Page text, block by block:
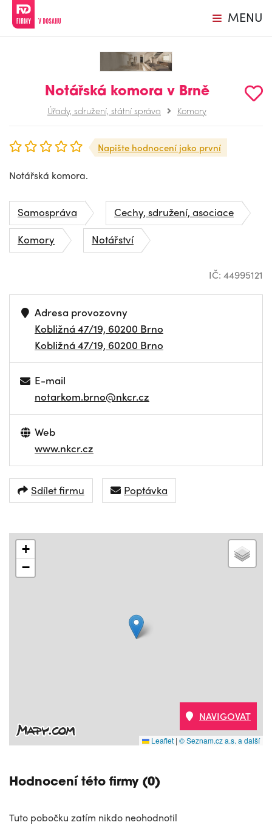
MENU
Notářská komora v Brně
Úřady, sdružení, státní správa Komory
Napište hodnocení jako první
Notářská komora.
Samospráva
Cechy, sdružení, asociace
Komory
Notářství
IČ: 44995121
Adresa provozovny
Kobližná 47/19, 60200 Brno
Kobližná 47/19, 60200 Brno
E-mail
notarkom.brno@nkcr.cz
Web
www.nkcr.cz
Sdílet firmu Poptávka
+
−
Leaflet | © Seznam.cz a.s. a další
NAVIGOVAT
Hodnocení této firmy (0)
Tuto pobočku zatím nikdo neohodnotil